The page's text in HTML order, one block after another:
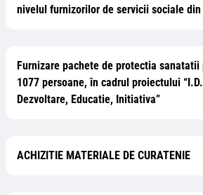
nivelul furnizorilor de servicii sociale
Furnizare pachete de protectia
1077 persoane, în cadrul proiectului
Dezvoltare, Educatie, Initiativa”
ACHIZITIE MATERIALE DE CURATENIE